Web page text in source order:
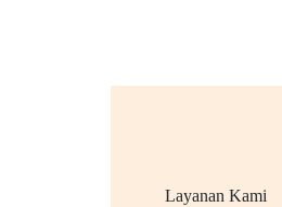
Layanan Kami